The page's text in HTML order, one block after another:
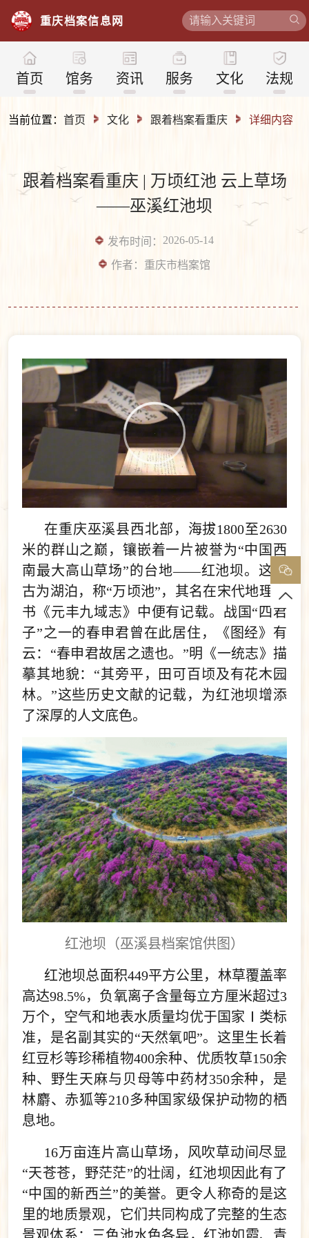
首页 馆务 资讯
重庆档案信息 网
服务 文化 法规
当前位置： 首页 文化 跟着档案看重庆 详细内容
跟着档案看重庆 | 万顷红池 云上草场
——巫溪红池坝
发布时间： 2026-05-14
作者： 重庆市档案馆
在重庆巫溪县西北部，海拔1800至2630
米的群山之巅，镶嵌着一片被誉为“中国西
南最大高山草场”的台地——红池坝。这里
古为湖泊，称“万顷池”，其名在宋代地理志
书《元丰九域志》中便有记载。战国“四君
子”之一的春申君曾在此居住，《图经》有
云：“春申君故居之遗也。”明《一统志》描
摹其地貌：“其旁平，田可百顷及有花木园
林。”这些历史文献的记载，为红池坝增添
了深厚的人文底色。
红池坝（巫溪县档案馆供图）
红池坝总面积449平方公里，林草覆盖率
高达98.5%，负氧离子含量每立方厘米超过3
万个，空气和地表水质量均优于国家Ⅰ类标
准，是名副其实的“天然氧吧”。这里生长着
红豆杉等珍稀植物400余种、优质牧草150余
种、野生天麻与贝母等中药材350余种，是
林麝、赤狐等210多种国家级保护动物的栖
息地。
16万亩连片高山草场，风吹草动间尽显
“天苍苍，野茫茫”的壮阔，红池坝因此有了
“中国的新西兰”的美誉。更令人称奇的是这
里的地质景观，它们共同构成了完整的生态